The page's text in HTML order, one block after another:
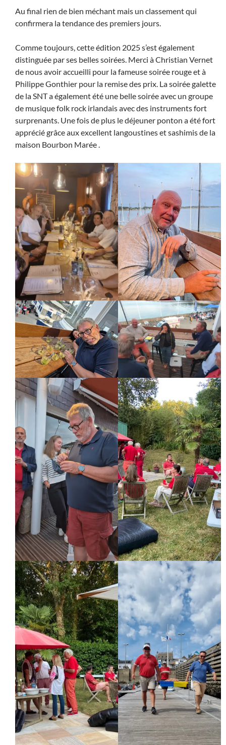
Au final rien de bien méchant mais un classement qui
confirmera la tendance des premiers jours.
Comme toujours, cette édition 2025 s’est également
distinguée par ses belles soirées. Merci à Christian Vernet
de nous avoir accueilli pour la fameuse soirée rouge et à
Philippe Gonthier pour la remise des prix. La soirée galette
de la SNT a également été une belle soirée avec un groupe
de musique folk rock irlandais avec des instruments fort
surprenants. Une fois de plus le déjeuner ponton a été fort
apprécié grâce aux excellent langoustines et sashimis de la
maison Bourbon Marée .